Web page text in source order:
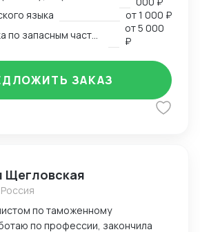
языка
от1 000 ₽
от5 000
₽
ЗАКАЗ
Щегловская
по таможенному
по профессии, закончила